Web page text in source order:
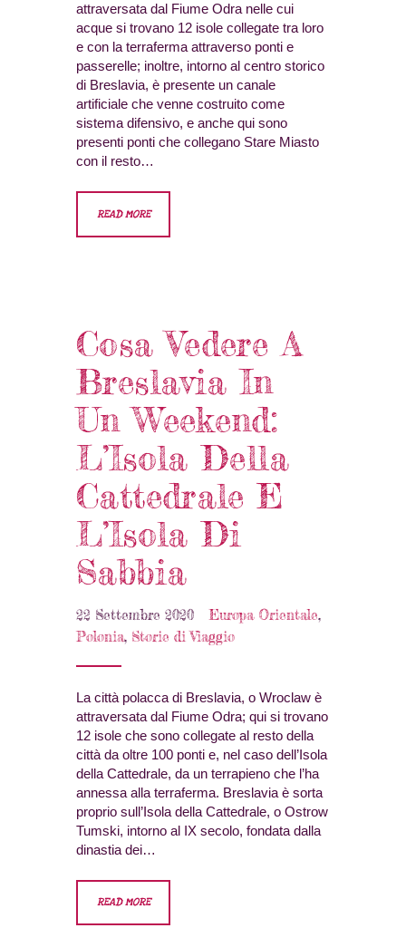
attraversata dal Fiume Odra nelle cui
acque si trovano 12 isole collegate tra loro
e con la terraferma attraverso ponti e
passerelle; inoltre, intorno al centro storico
di Breslavia, è presente un canale
artificiale che venne costruito come
sistema difensivo, e anche qui sono
presenti ponti che collegano Stare Miasto
con il resto…
READ MORE
Cosa Vedere A
Breslavia In
Un Weekend:
L’Isola Della
Cattedrale E
L’Isola Di
Sabbia
22 Settembre 2020 Europa Orientale,
Polonia, Storie di Viaggio
La città polacca di Breslavia, o Wroclaw è
attraversata dal Fiume Odra; qui si trovano
12 isole che sono collegate al resto della
città da oltre 100 ponti e, nel caso dell’Isola
della Cattedrale, da un terrapieno che l’ha
annessa alla terraferma. Breslavia è sorta
proprio sull’Isola della Cattedrale, o Ostrow
Tumski, intorno al IX secolo, fondata dalla
dinastia dei…
READ MORE